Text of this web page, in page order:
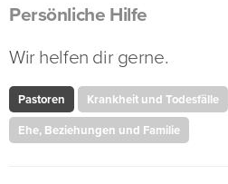
Persönliche Hilfe
Wir helfen dir gerne.
Pastoren
Krankheit und Todesfälle
Ehe, Beziehungen und Familie